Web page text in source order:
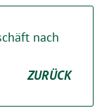
nach
ZURÜCK